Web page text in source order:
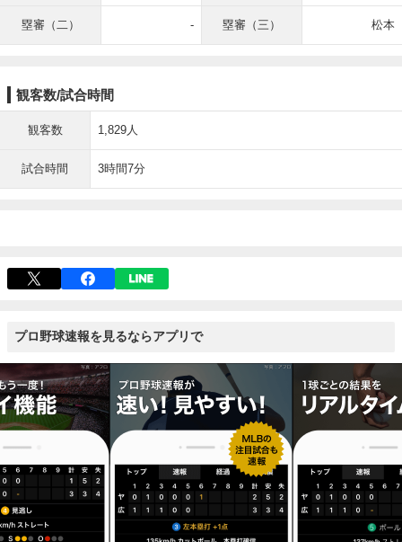
塁審（二） - 塁審（三） 松本
観客数/試合時間
観客数 1,829人
試合時間 3時間7分
プロ野球速報を見るならアプリで